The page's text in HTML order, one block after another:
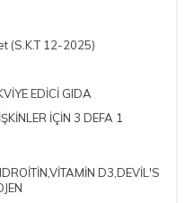
(S.K.T 12-2025)
EDİCİ GIDA
İÇİN 3 DEFA 1
D3,DEVİL'S